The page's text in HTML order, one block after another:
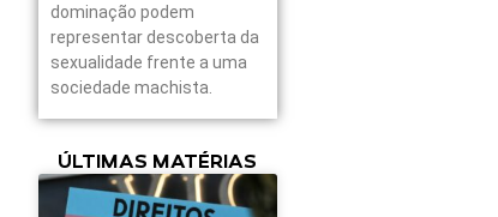
dominação podem
representar descoberta da
sexualidade frente a uma
sociedade machista.
ÚLTIMAS MATÉRIAS